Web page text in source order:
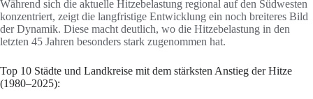
Während sich die aktuelle Hitzebelastung regional auf den Südwesten
konzentriert, zeigt die langfristige Entwicklung ein noch breiteres Bild
der Dynamik. Diese macht deutlich, wo die Hitzebelastung in den
letzten 45 Jahren besonders stark zugenommen hat.
Top 10 Städte und Landkreise mit dem stärksten Anstieg der Hitze
(1980–2025):